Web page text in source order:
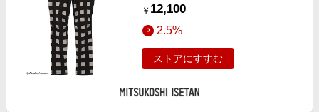
￥ 12,100
2.5%
ストアにすすむ